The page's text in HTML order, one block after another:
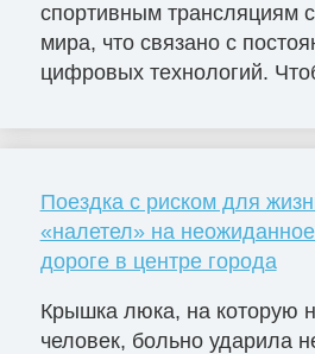
спортивным трансляциям
мира, что связано с
цифровых технологий.
Поездка с риском для
«налетел» на
дороге в центре города
Крышка люка, на которую
человек, больно ударила